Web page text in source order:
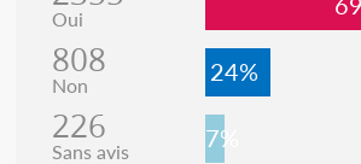
Oui
808
Non 24%
226
Sans avis 7%